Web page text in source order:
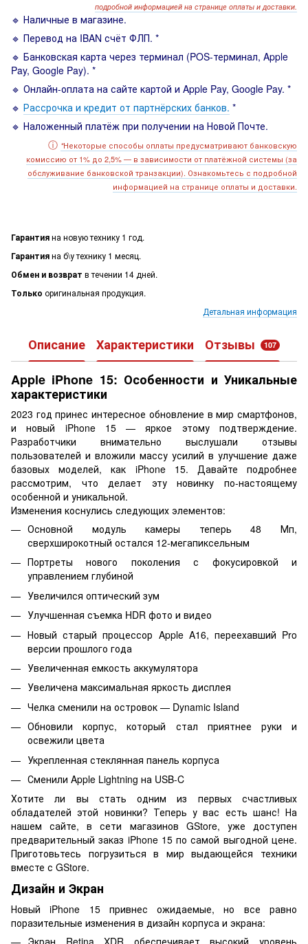
подробной информацией на странице оплаты и доставки.
🔹 Наличные в магазине.
🔹 Перевод на IBAN счёт ФЛП. *
🔹 Банковская карта через терминал (POS-терминал, Apple
Pay, Google Pay). *
🔹 Онлайн-оплата на сайте картой и Apple Pay, Google Pay. *
🔹 Рассрочка и кредит от партнёрских банков. *
🔹 Наложенный платёж при получении на Новой Почте.
ⓘ *Некоторые способы оплаты предусматривают банковскую
комиссию от 1% до 2,5% — в зависимости от платёжной системы (за
обслуживание банковской транзакции). Ознакомьтесь с подробной
информацией на странице оплаты и доставки.
Гарантияна новую технику 1 год.
Гарантияна б\у технику 1 месяц.
Обмен и возврат в течении 14 дней.
Только оригинальная продукция.
Детальная информация
Описание Характеристики Отзывы 107
Apple iPhone 15: Особенности и Уникальные
характеристики
2023 год принес интересное обновление в мир смартфонов,
и новый iPhone 15 — яркое этому подтверждение.
Разработчики внимательно выслушали отзывы
пользователей и вложили массу усилий в улучшение даже
базовых моделей, как iPhone 15. Давайте подробнее
рассмотрим, что делает эту новинку по-настоящему
особенной и уникальной.
Изменения коснулись следующих элементов:
Основной модуль камеры теперь 48 Мп,
сверхширокотный остался 12-мегапиксельным
Портреты нового поколения с фокусировкой и
управлением глубиной
Увеличился оптический зум
Улучшенная съемка HDR фото и видео
Новый старый процессор Apple A16, переехавший Pro
версии прошлого года
Увеличенная емкость аккумулятора
Увеличена максимальная яркость дисплея
Челка сменили на островок — Dynamic Island
Обновили корпус, который стал приятнее руки и
освежили цвета
Укрепленная стеклянная панель корпуса
Сменили Apple Lightning на USB-C
Хотите ли вы стать одним из первых счастливых
обладателей этой новинки? Теперь у вас есть шанс! На
нашем сайте, в сети магазинов GStore, уже доступен
предварительный заказ iPhone 15 по самой выгодной цене.
Приготовьтесь погрузиться в мир выдающейся техники
вместе с GStore.
Дизайн и Экран
Новый iPhone 15 привнес ожидаемые, но все равно
поразительные изменения в дизайн корпуса и экрана:
Экран Retina XDR обеспечивает высокий уровень